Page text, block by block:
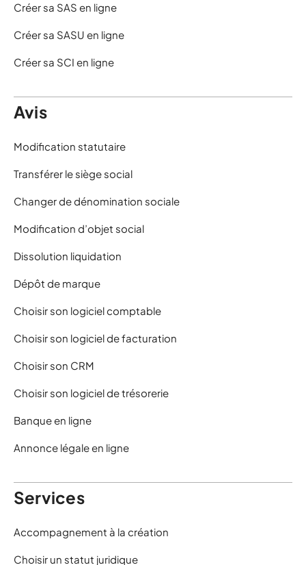
Créer sa SAS en ligne
Créer sa SASU en ligne
Créer sa SCI en ligne
Avis
Modification statutaire
Transférer le siège social
Changer de dénomination sociale
Modification d’objet social
Dissolution liquidation
Dépôt de marque
Choisir son logiciel comptable
Choisir son logiciel de facturation
Choisir son CRM
Choisir son logiciel de trésorerie
Banque en ligne
Annonce légale en ligne
Services
Accompagnement à la création
Choisir un statut juridique